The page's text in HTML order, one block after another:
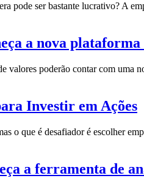
pode ser bastante lucrativo? A
a nova
valores poderão contar com uma
Investir em Ações
o que é desafiador é escolher
a ferramenta de